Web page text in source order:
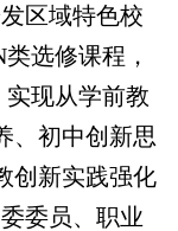
区域特色校
选修课程，
实现从学前教
、初中创新思
创新实践强化
委员、职业